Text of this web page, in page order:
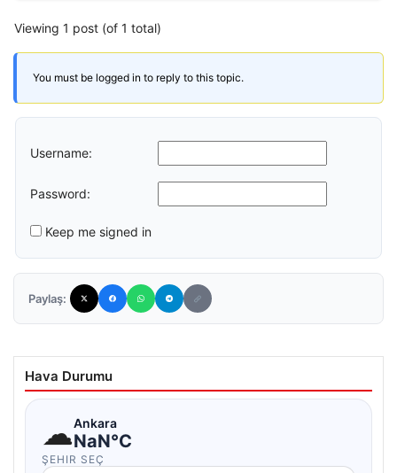
Viewing 1 post (of 1 total)
You must be logged in to reply to this topic.
Username:
Password:
Keep me signed in
Paylaş:
Hava Durumu
☁Ankara
NaN°C
ŞEHIR SEÇ